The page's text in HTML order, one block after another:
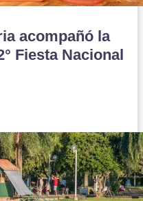
acompañó la
Fiesta Nacional